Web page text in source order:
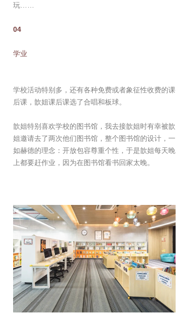
玩……
04
学业
学校活动特别多，还有各种免费或者象征性收费的课
后课，歆姐课后课选了合唱和板球。
歆姐特别喜欢学校的图书馆，我去接歆姐时有幸被歆
姐邀请去了两次他们图书馆，整个图书馆的设计，一
如赫德的理念：开放包容尊重个性，于是歆姐每天晚
上都要赶作业，因为在图书馆看书回家太晚。